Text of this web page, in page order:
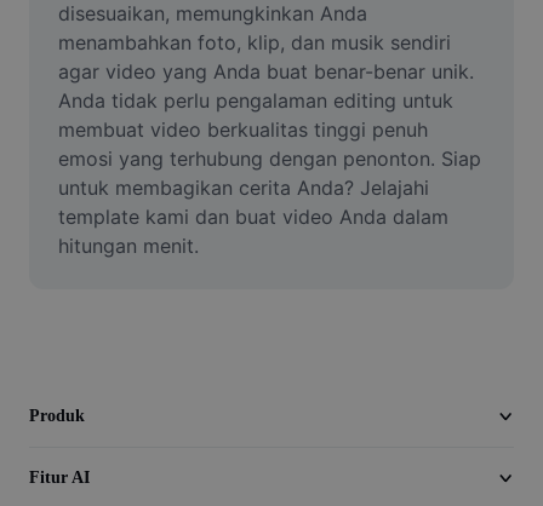
Hapus latar belakang video
Tingkatkan kualitas
Editor Video
Pangkas Video
Tambahkan Subtitle ke Video
disesuaikan, memungkinkan Anda
menambahkan foto, klip, dan musik sendiri
agar video yang Anda buat benar-benar unik.
Anda tidak perlu pengalaman editing untuk
membuat video berkualitas tinggi penuh
emosi yang terhubung dengan penonton. Siap
untuk membagikan cerita Anda? Jelajahi
template kami dan buat video Anda dalam
hitungan menit.
Produk
Fitur AI